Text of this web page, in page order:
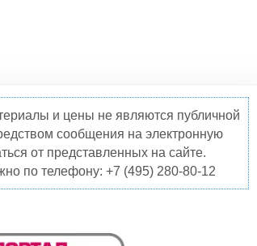
и цены не являются публичной
сообщения на электронную
от представленных на сайте.
по телефону: +7 (495) 280-80-12